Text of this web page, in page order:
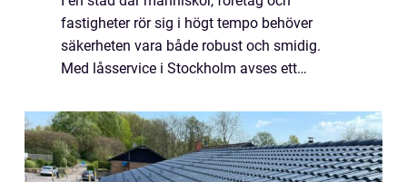
fastigheter rör sig i högt tempo behöver
säkerheten vara både robust och smidig.
Med låsservice i Stockholm avses ett